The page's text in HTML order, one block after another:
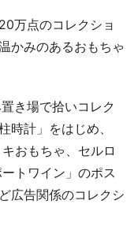
万点のコレクショ
かみのあるおもちゃ
き場で拾いコレク
時計」をはじめ、
おもちゃ、セルロ
トワイン」のポス
広告関係のコレクシ